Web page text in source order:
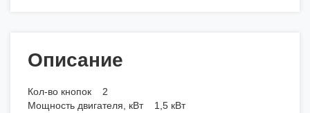
Описание
Кол-во кнопок 2
Мощность двигателя, кВт 1,5 кВт